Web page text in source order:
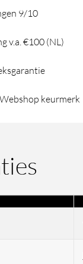
9/10
v.a. €100 (NL)
keurmerk